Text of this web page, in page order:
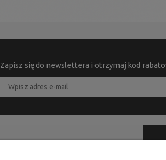
Zapisz się do newslettera i otrzymaj kod